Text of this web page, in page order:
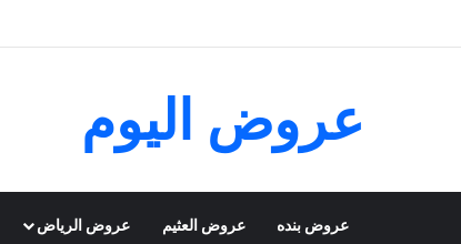
عروض اليوم
عروض بنده عروض العثيم عروض الرياض